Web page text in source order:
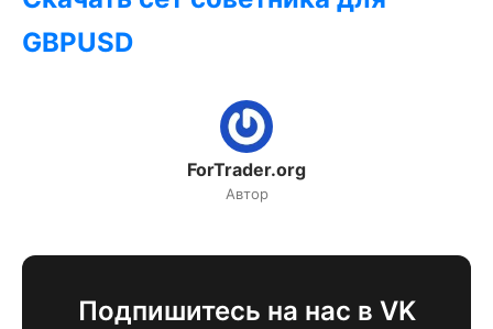
GBPUSD
ForTrader.org
Автор
Подпишитесь на нас в VK